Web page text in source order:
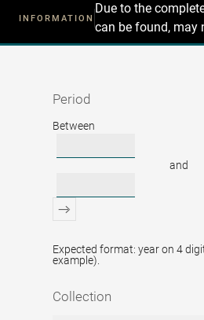
INFORMATION
Due to the
can be found, may
Recherche
Period
Period
Between
and
Expected format: year on 4
example).
Collection